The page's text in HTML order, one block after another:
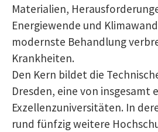
Materialien,
Energiewende und
modernste Behandlung
Krankheiten.
Den Kern bildet die
Dresden, eine von insgesamt
Exzellenzuniversitäten. In
rund fünfzig weitere